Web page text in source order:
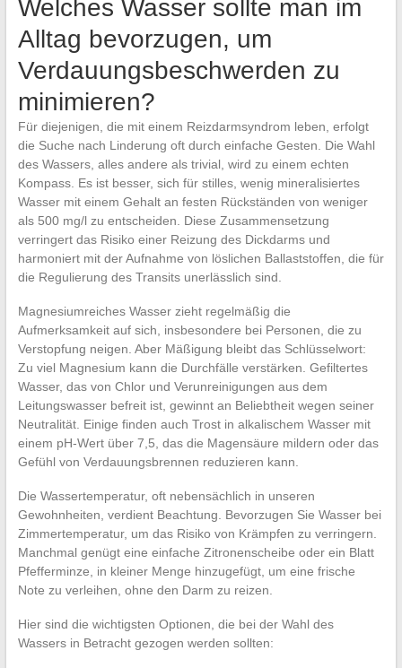
Welches Wasser sollte man im
Alltag bevorzugen, um
Verdauungsbeschwerden zu
minimieren?
Für diejenigen, die mit einem Reizdarmsyndrom leben, erfolgt
die Suche nach Linderung oft durch einfache Gesten. Die Wahl
des Wassers, alles andere als trivial, wird zu einem echten
Kompass. Es ist besser, sich für stilles, wenig mineralisiertes
Wasser mit einem Gehalt an festen Rückständen von weniger
als 500 mg/l zu entscheiden. Diese Zusammensetzung
verringert das Risiko einer Reizung des Dickdarms und
harmoniert mit der Aufnahme von löslichen Ballaststoffen, die für
die Regulierung des Transits unerlässlich sind.
Magnesiumreiches Wasser zieht regelmäßig die
Aufmerksamkeit auf sich, insbesondere bei Personen, die zu
Verstopfung neigen. Aber Mäßigung bleibt das Schlüsselwort:
Zu viel Magnesium kann die Durchfälle verstärken. Gefiltertes
Wasser, das von Chlor und Verunreinigungen aus dem
Leitungswasser befreit ist, gewinnt an Beliebtheit wegen seiner
Neutralität. Einige finden auch Trost in alkalischem Wasser mit
einem pH-Wert über 7,5, das die Magensäure mildern oder das
Gefühl von Verdauungsbrennen reduzieren kann.
Die Wassertemperatur, oft nebensächlich in unseren
Gewohnheiten, verdient Beachtung. Bevorzugen Sie Wasser bei
Zimmertemperatur, um das Risiko von Krämpfen zu verringern.
Manchmal genügt eine einfache Zitronenscheibe oder ein Blatt
Pfefferminze, in kleiner Menge hinzugefügt, um eine frische
Note zu verleihen, ohne den Darm zu reizen.
Hier sind die wichtigsten Optionen, die bei der Wahl des
Wassers in Betracht gezogen werden sollten: